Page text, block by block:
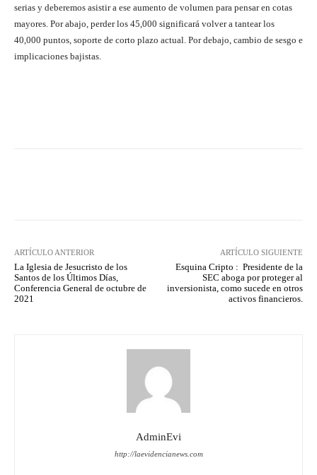
serias y deberemos asistir a ese aumento de volumen para pensar en cotas
mayores. Por abajo, perder los 45,000 significará volver a tantear los
40,000 puntos, soporte de corto plazo actual. Por debajo, cambio de sesgo e
implicaciones bajistas.
ARTÍCULO ANTERIOR
La Iglesia de Jesucristo de los
Santos de los Últimos Días,
Conferencia General de octubre de
2021
ARTÍCULO SIGUIENTE
Esquina Cripto : Presidente de la
SEC aboga por proteger al
inversionista, como sucede en otros
activos financieros.
AdminEvi
http://laevidencianews.com